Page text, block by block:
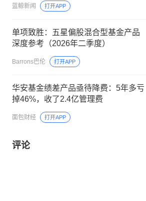
蓝鲸新闻 打开APP
单项致胜：五星偏股混合型基金产品
深度参考（2026年二季度）
Barrons巴伦 打开APP
华安基金绩差产品亟待降费：5年多亏
掉46%，收了2.4亿管理费
面包财经 打开APP
评论